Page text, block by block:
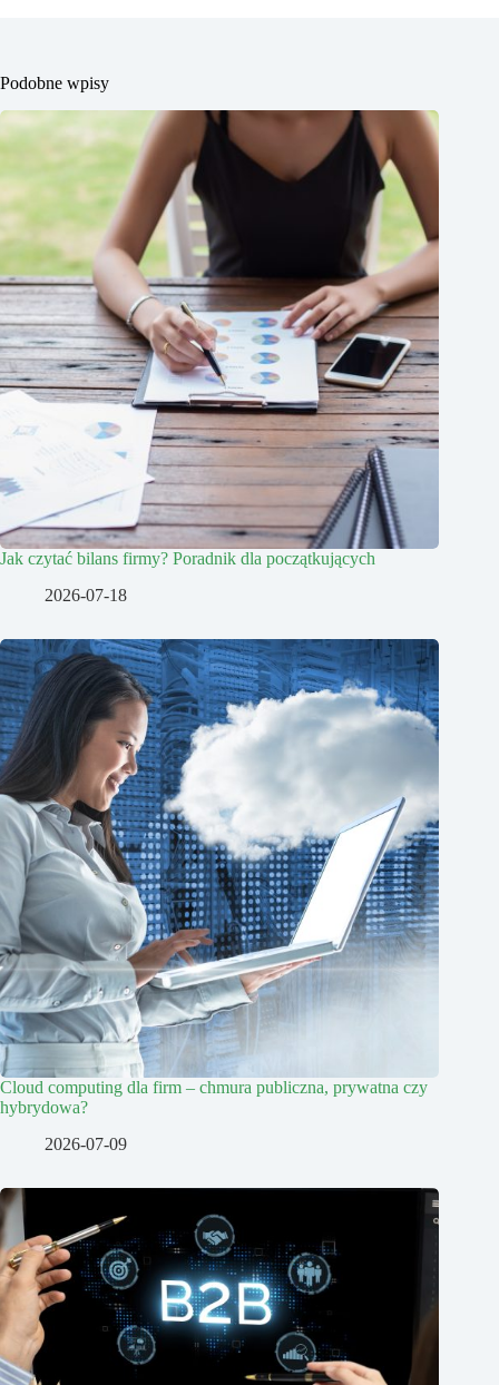
Podobne wpisy
Jak czytać bilans firmy? Poradnik dla początkujących
2026-07-18
Cloud computing dla firm – chmura publiczna, prywatna czy
hybrydowa?
2026-07-09